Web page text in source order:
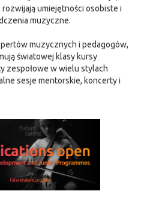
rozwijają umiejętności osobiste i
muzyczne.
muzycznych i pedagogów,
światowej klasy kursy
zespołowe w wielu stylach
sesje mentorskie, koncerty i